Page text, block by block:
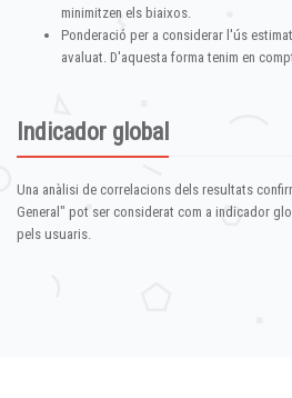
minimitzen els biaixos.
Ponderació per a considerar l'ús
avaluat. D'aquesta forma tenim en
Indicador global
Una anàlisi de correlacions dels resultats
General" pot ser considerat com a indicador
pels usuaris.